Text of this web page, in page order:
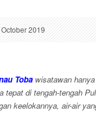
2019
Tobawisatawan hanya
tepat di tengah-tengah
keelokannya, air-air